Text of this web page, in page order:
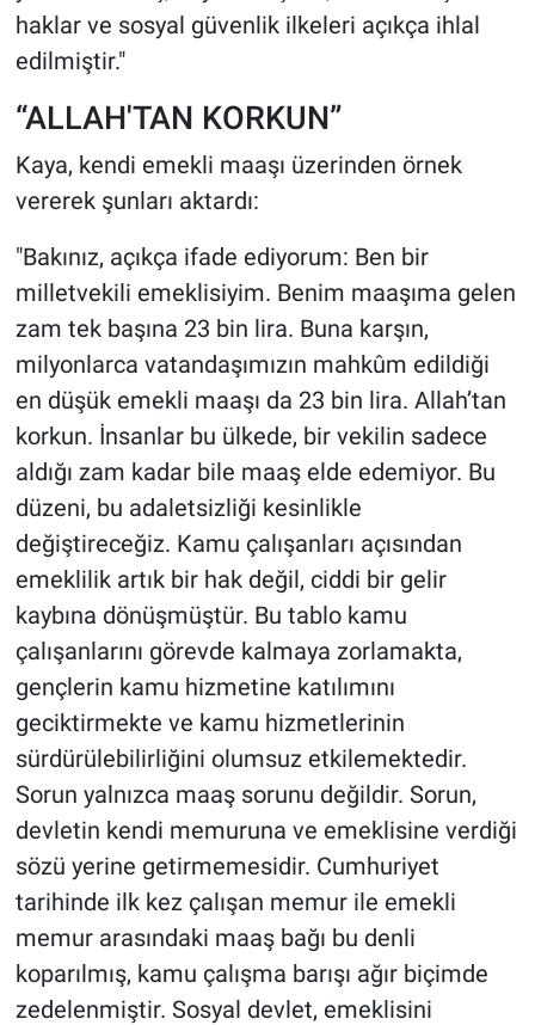
haklar ve sosyal güvenlik ilkeleri açıkça ihlal
edilmiştir."
“ALLAH'TAN KORKUN”
Kaya, kendi emekli maaşı üzerinden örnek
vererek şunları aktardı:
"Bakınız, açıkça ifade ediyorum: Ben bir
milletvekili emeklisiyim. Benim maaşıma gelen
zam tek başına 23 bin lira. Buna karşın,
milyonlarca vatandaşımızın mahkûm edildiği
en düşük emekli maaşı da 23 bin lira. Allah’tan
korkun. İnsanlar bu ülkede, bir vekilin sadece
aldığı zam kadar bile maaş elde edemiyor. Bu
düzeni, bu adaletsizliği kesinlikle
değiştireceğiz. Kamu çalışanları açısından
emeklilik artık bir hak değil, ciddi bir gelir
kaybına dönüşmüştür. Bu tablo kamu
çalışanlarını görevde kalmaya zorlamakta,
gençlerin kamu hizmetine katılımını
geciktirmekte ve kamu hizmetlerinin
sürdürülebilirliğini olumsuz etkilemektedir.
Sorun yalnızca maaş sorunu değildir. Sorun,
devletin kendi memuruna ve emeklisine verdiği
sözü yerine getirmemesidir. Cumhuriyet
tarihinde ilk kez çalışan memur ile emekli
memur arasındaki maaş bağı bu denli
koparılmış, kamu çalışma barışı ağır biçimde
zedelenmiştir. Sosyal devlet, emeklisini